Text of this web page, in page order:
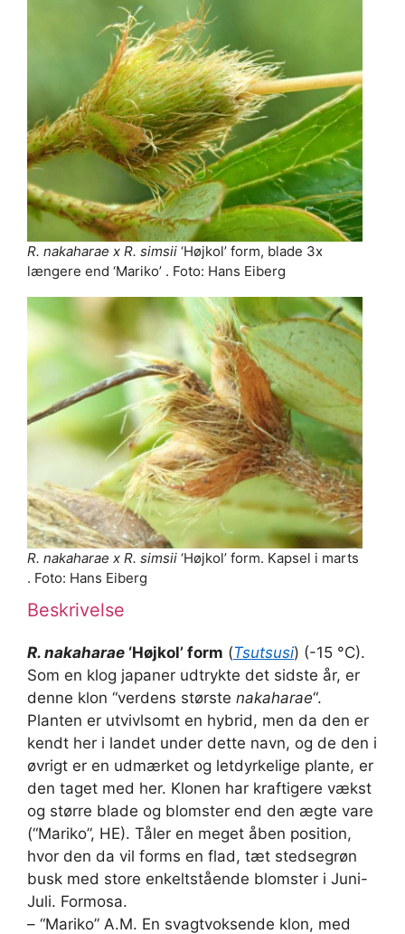
R. nakaharae x R. simsii ‘Højkol’ form, blade 3x
længere end ‘Mariko’ . Foto: Hans Eiberg
R. nakaharae x R. simsii ‘Højkol’ form. Kapsel i marts
. Foto: Hans Eiberg
Beskrivelse
R. nakaharae ‘Højkol’ form (Tsutsusi) (-15 °C).
Som en klog japaner udtrykte det sidste år, er
denne klon “verdens største nakaharae“.
Planten er utvivlsomt en hybrid, men da den er
kendt her i landet under dette navn, og de den i
øvrigt er en udmærket og letdyrkelige plante, er
den taget med her. Klonen har kraftigere vækst
og større blade og blomster end den ægte vare
(“Mariko”, HE). Tåler en meget åben position,
hvor den da vil forms en flad, tæt stedsegrøn
busk med store enkeltstående blomster i Juni-
Juli. Formosa.
– “Mariko” A.M. En svagtvoksende klon, med